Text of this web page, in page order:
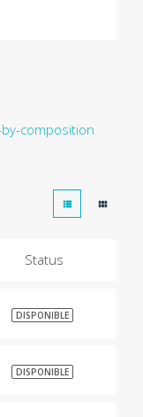
composition
Status
DISPONIBLE
DISPONIBLE